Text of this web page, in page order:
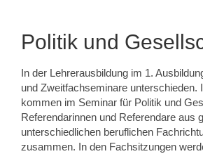
Politik und
In der Lehrerausbildung im 1.
und Zweitfachseminare unterschieden.
kommen im Seminar für Politik und
Referendarinnen und Referendare aus
unterschiedlichen beruflichen
zusammen. In den Fachsitzungen